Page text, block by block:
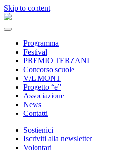
Skip to content
Programma
Festival
PREMIO TERZANI
Concorso scuole
V/L MONT
Progetto “e”
Associazione
News
Contatti
Sostienici
Iscriviti alla newsletter
Volontari